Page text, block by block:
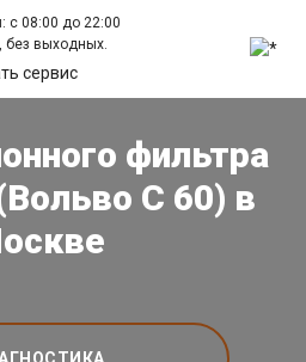
с 08:00 до 22:00
без выходных.
сервис
фильтра
С 60) в